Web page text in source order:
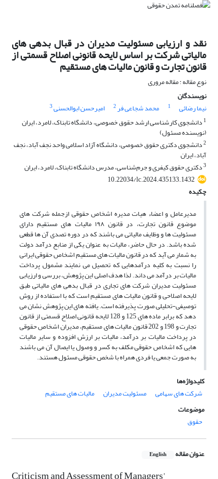
نقد و ارزیابی مسئولیت مدیران در قبال بدهی های
مالیاتی شرکت بر اساس ‌لایحه قانونی اصلاح قسمتی از
قانون تجارت و قانون مالیات های مستقیم
نوع مقاله : مقاله مروری
نویسندگان
نیما رضائی
1 محمد شجاعی فر2 امیرحسن ابوالحسنی3
1 دانشجوی کارشناسی ارشد حقوق خصوصی، دانشگاه تابناک، لامرد، ایران
(نویسنده مسئول)
2دانشجوی دکتری حقوق خصوصی، دانشگاه آزاد اسلامی واحد نجف آباد، نجف
آباد، ایران
3دکتری حقوق کیفری و جرم‌شناسی، مدرس دانشگاه تابناک، لامرد، ایران
10.22034/lc.2024.435133.1432
چکیده
مدیرعامل و اعضاء هیات مدیره اشخاص حقوقی ازجمله شرکت های
موضوع قانون تجارت، در قانون ۱۹۸ مالیات های مستقیم دارای
مسئولیت ها و وظایف مالیاتی می باشند که در دوره تصدی آن ها قطعی
شده باشد. در حال حاضر، مالیات به عنوان یکی از منابع درآمد دولت
به شمار می آید که در قانون مالیات های مستقیم اشخاص حقوقی ایرانی
را نسبت به کلیه درآمدهایی که تحصیل می نمایند مشمول پرداخت
مالیات بر درآمد می داند. لذا هدف اصلی این پژوهش، بررسی و ارزیابی
مسئولیت مدیران شرکت های تجاری در قبال بدهی های مالیاتی طبق
لایحه اصلاحی و قانون مالیات های مستقیم است که با استفاده از روش
توصیفی-تحلیلی صورت پذیرفته است. یافته های این پژوهش نشان می
دهد که برابر ماده های 125 و 128 ‌لایحه قانونی اصلاح قسمتی از قانون
تجارت و 198 و 202 قانون مالیات های مستقیم، مدیران اشخاص حقوقی
در پرداخت مالیات بر درآمد، مالیات بر ارزش افزوده و سایر مالیات
هایی که اشخاص حقوقی مکلف به کسر و وصول یا ایصال آن می باشند
به صورت جمعی یا فردی همراه با شخص حقوقی مسئول هستند.
کلیدواژه‌ها
شرکت های سهامی
مسئولیت مدیران
مالیات های مستقیم
موضوعات
حقوق
عنوان مقاله English